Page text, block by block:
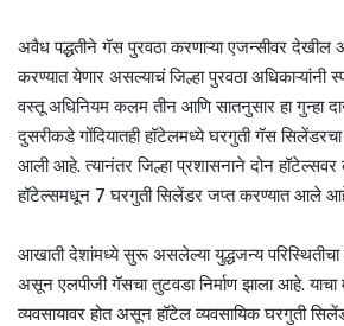
अवैध पद्धतीने गॅस पुरवठा करणाऱ्या एजन्सीवर देखील
करण्यात येणार असल्याचं जिल्हा पुरवठा
वस्तू अधिनियम कलम तीन आणि सातनुसार हा गुन्हा
दुसरीकडे गोंदियातही हॉटेलमध्ये घरगुती गॅस
आली आहे. त्यानंतर जिल्हा प्रशासनाने दोन हॉटेल्सवर
हॉटेल्समधून 7 घरगुती सिलेंडर जप्त करण्यात आले
आखाती देशांमध्ये सुरू असलेल्या युद्धजन्य
असून एलपीजी गॅसचा तुटवडा निर्माण झाला आहे. याचा
व्यवसायावर होत असून हॉटेल व्यवसायिक घरगुती